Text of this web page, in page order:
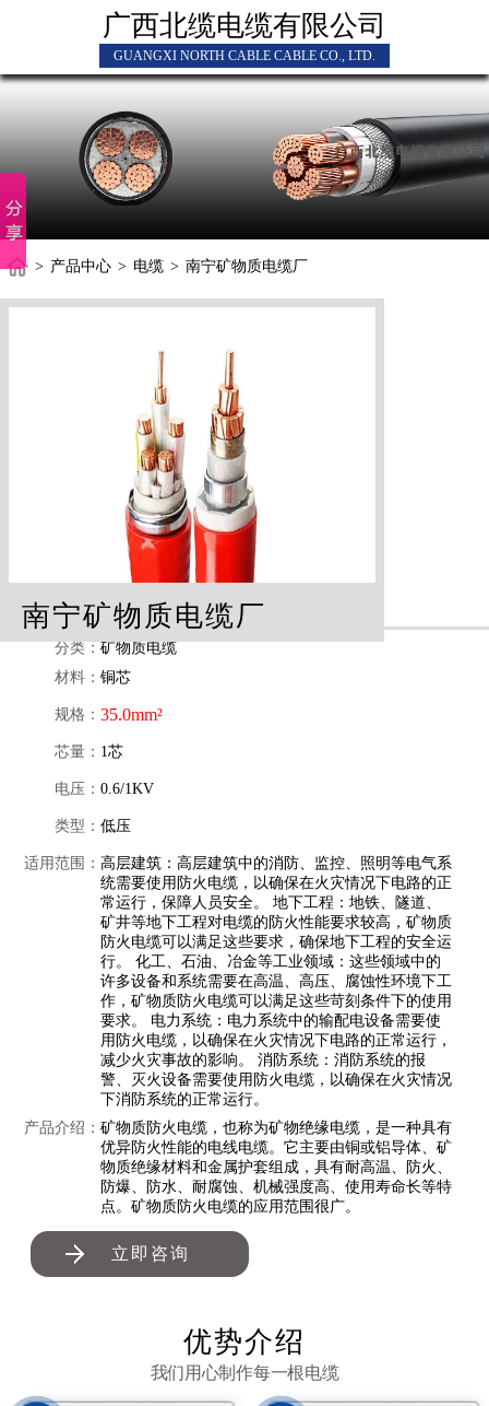
广西北缆电缆有限公司
GUANGXI NORTH CABLE CABLE CO., LTD.
> 产品中心 > 电缆 > 南宁矿物质电缆厂
南宁矿物质电缆厂
分类：矿物质电缆
材料：铜芯
规格：35.0mm²
芯量： 1芯
电压：0.6/1KV
类型：低压
适用范围：高层建筑：高层建筑中的消防、监控、照明等电气系
统需要使用防火电缆，以确保在火灾情况下电路的正
常运行，保障人员安全。 地下工程：地铁、隧道、
矿井等地下工程对电缆的防火性能要求较高，矿物质
防火电缆可以满足这些要求，确保地下工程的安全运
行。 化工、石油、冶金等工业领域：这些领域中的
许多设备和系统需要在高温、高压、腐蚀性环境下工
作，矿物质防火电缆可以满足这些苛刻条件下的使用
要求。 电力系统：电力系统中的输配电设备需要使
用防火电缆，以确保在火灾情况下电路的正常运行，
减少火灾事故的影响。 消防系统：消防系统的报
警、灭火设备需要使用防火电缆，以确保在火灾情况
下消防系统的正常运行。
产品介绍：矿物质防火电缆，也称为矿物绝缘电缆，是一种具有
优异防火性能的电线电缆。它主要由铜或铝导体、矿
物质绝缘材料和金属护套组成，具有耐高温、防火、
防爆、防水、耐腐蚀、机械强度高、使用寿命长等特
点。矿物质防火电缆的应用范围很广。
立即咨询
优势介绍
我们用心制作每一根电缆